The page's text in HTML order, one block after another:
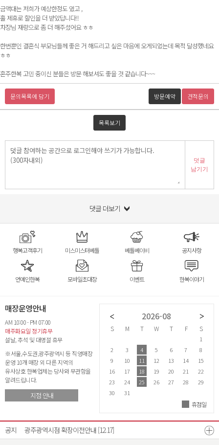
금액대는 저희가 예상한정도 였고 ,
홀 제휴로 할인을 더 받았답니다!!
차장님 재량으로 좀 더 해주셨어요 ㅎㅎ
한번뿐인 결혼식 부모님들께 좋은 거 해드리고 싶은 마음에 오게되었는데 목적 달성했네요
ㅎㅎ
혼주한복 고민 중이신 분들은 방문 해보셔도 좋을 것 같습니다~~~
문의목록에 담기 방문예약 견적문의
목록보기
덧글
남기기
댓글 더보기
행복고객후기 미스미스터베틀 베틀베이비 공지사항
연예인한복 모바일초대장 이벤트 한복이야기
매장운영안내
AM 10:00 - PM 07:00
매주화요일 정기휴무
설날, 추석 및 대명절 휴무
※서울,수도권,광주광역시 등 직영매장
운영 10개 매장 외 다른 지역의
유사상호 한복업체는 당사와 무관함을
알려드립니다.
지점 안내
2026-07
S M T W
1
7 8 9 10
12
13 14 15 16
19
20 21 22 23 24
26
27 28
2026-08
S M T W T F S
1
2
3 4 5 6 7
8
9
10 11 12 13 14
15
16
17 18 19 20 21
22
23
24 25 26 27 28
29
30
31
휴점일
공지
[07.21]
[06.22]
광주광역시점 확장이전안내 [12.17]